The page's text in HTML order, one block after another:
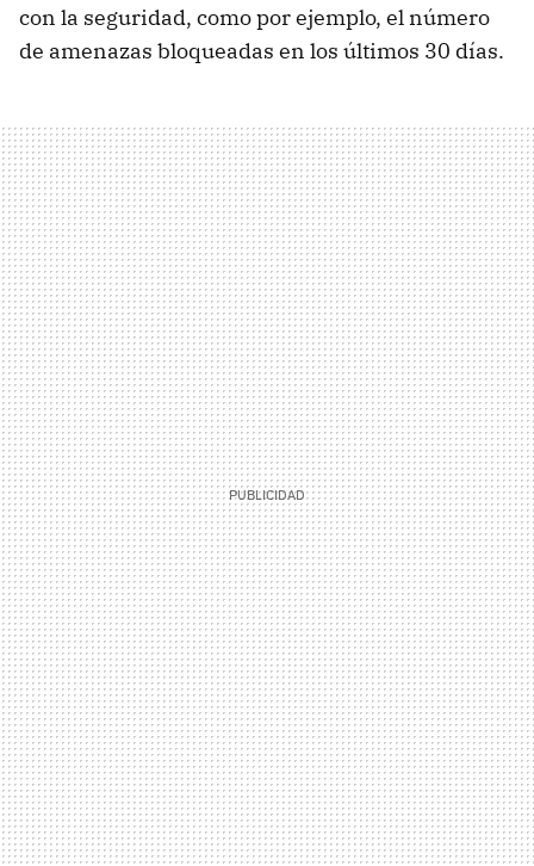
con la seguridad, como por ejemplo, el número
de amenazas bloqueadas en los últimos 30 días.